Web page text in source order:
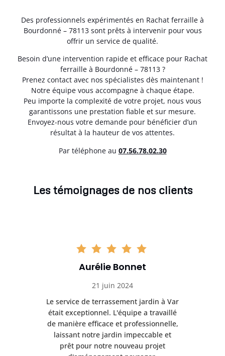
Des professionnels expérimentés en Rachat ferraille à
Bourdonné – 78113 sont prêts à intervenir pour vous
offrir un service de qualité.
Besoin d’une intervention rapide et efficace pour Rachat
ferraille à Bourdonné – 78113 ?
Prenez contact avec nos spécialistes dès maintenant !
Notre équipe vous accompagne à chaque étape.
Peu importe la complexité de votre projet, nous vous
garantissons une prestation fiable et sur mesure.
Envoyez-nous votre demande pour bénéficier d’un
résultat à la hauteur de vos attentes.
Par téléphone au 07.56.78.02.30
Les témoignages de nos clients
Aurélie Bonnet
21 juin 2024
Le service de terrassement jardin à Var
était exceptionnel. L'équipe a travaillé
de manière efficace et professionnelle,
laissant notre jardin impeccable et
prêt pour notre nouveau projet